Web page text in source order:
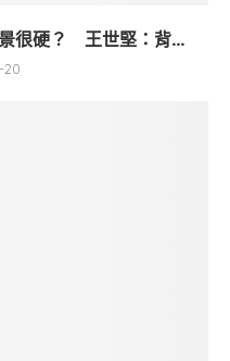
很硬？ 王世堅：背...
20